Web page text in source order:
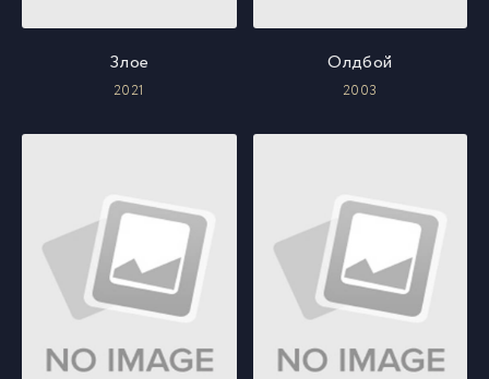
Злое
2021
Олдбой
2003